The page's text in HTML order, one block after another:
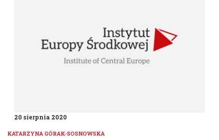
20 sierpnia 2020
KATARZYNA GÓRAK-SOSNOWSKA